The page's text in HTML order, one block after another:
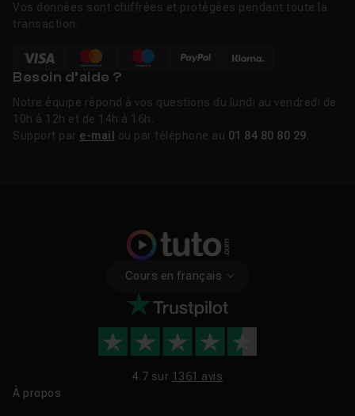
Vos données sont chiffrées et protégées pendant toute la
transaction.
Besoin d’aide ?
Notre équipe répond à vos questions du lundi au vendredi de
10h à 12h et de 14h à 16h.
Support par e-mail ou par téléphone au 01 84 80 80 29
Cours en français
4.7 sur 1361 avis
À propos